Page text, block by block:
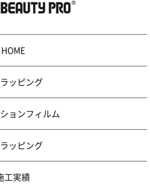
HOME
ッピング
ョンフィルム
ッピング
工実績